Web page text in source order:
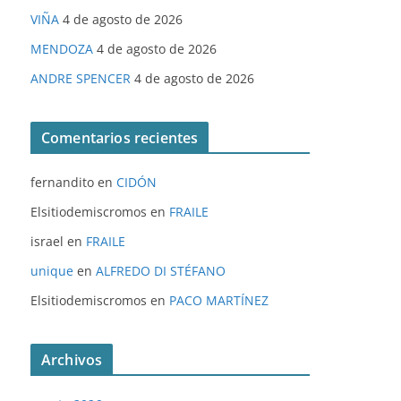
VIÑA 4 de agosto de 2026
MENDOZA 4 de agosto de 2026
ANDRE SPENCER 4 de agosto de 2026
Comentarios recientes
fernandito en CIDÓN
Elsitiodemiscromos en FRAILE
israel en FRAILE
unique en ALFREDO DI STÉFANO
Elsitiodemiscromos en PACO MARTÍNEZ
Archivos